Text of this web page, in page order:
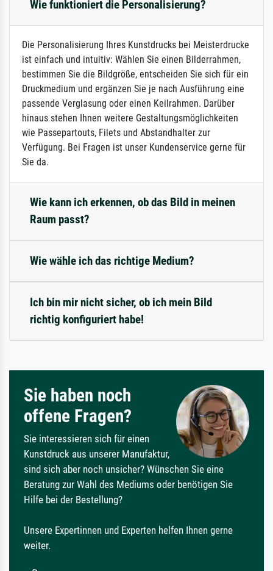
Wie funktioniert die Personalisierung?
Die Personalisierung Ihres Kunstdrucks bei Meisterdrucke
ist einfach und intuitiv: Wählen Sie einen Bilderrahmen,
bestimmen Sie die Bildgröße, entscheiden Sie sich für ein
Druckmedium und ergänzen Sie je nach Ausführung eine
passende Verglasung oder einen Keilrahmen. Darüber
hinaus stehen Ihnen weitere Gestaltungsmöglichkeiten
wie Passepartouts, Filets und Abstandhalter zur
Verfügung. Bei Fragen ist unser Kundenservice gerne für
Sie da.
Wie kann ich erkennen, ob das Bild in meinen
Raum passt?
Wie wähle ich das richtige Medium?
Ich bin mir nicht sicher, ob ich mein Bild
richtig konfiguriert habe!
Sie haben noch
offene Fragen?
Sie interessieren sich für einen
Kunstdruck aus unserer Manufaktur,
sind sich aber noch unsicher? Wünschen Sie eine
Beratung zur Wahl des Mediums oder benötigen Sie
Hilfe bei der Bestellung?
Unsere Expertinnen und Experten helfen Ihnen gerne
weiter.